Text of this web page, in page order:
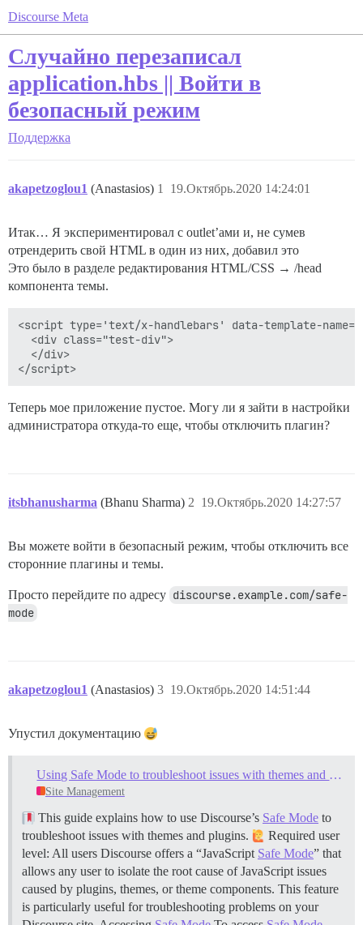
Discourse Meta
Случайно перезаписал
application.hbs || Войти в
безопасный режим
Поддержка
akapetzoglou1 (Anastasios) 19.Октябрь.2020 14:24:01
1
Итак… Я экспериментировал с outlet’ами и, не сумев
отрендерить свой HTML в один из них, добавил это
Это было в разделе редактирования HTML/CSS → /head
компонента темы.
<script type='text/x-handlebars' data-template-
  <div class="test-div">
  </div>
Теперь мое приложение пустое. Могу ли я зайти в настройки
администратора откуда-то еще, чтобы отключить плагин?
itsbhanusharma (Bhanu Sharma) 19.Октябрь.2020 14:27:57
2
Вы можете войти в безопасный режим, чтобы отключить все
сторонние плагины и темы.
Просто перейдите по адресу discourse.example.com/safe-
mode
akapetzoglou1 (Anastasios) 19.Октябрь.2020 14:51:44
3
Упустил документацию
Using Safe Mode to troubleshoot issues with themes and plugins
Site Management
This guide explains how to use Discourse’s Safe Mode to
troubleshoot issues with themes and plugins.
Required user
level: All users Discourse offers a “JavaScript Safe Mode” that
allows any user to isolate the root cause of JavaScript issues
caused by plugins, themes, or theme components. This feature
is particularly useful for troubleshooting problems on your